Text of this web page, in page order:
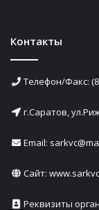
Контакты
Телефон/Факс:
г.Саратов,
Email:
Сайт:
Реквизиты